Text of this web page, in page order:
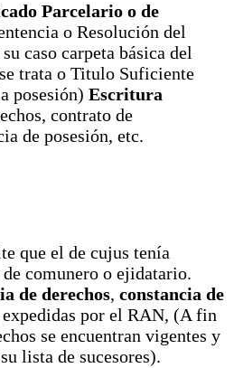
Parcelario o de
o Resolución del
caso carpeta básica del
trata o Titulo Suficiente
posesión) Escritura
contrato de
de posesión, etc.
que el de cujus tenía
comunero o ejidatario.
de derechos, constancia de
por el RAN, (A fin
se encuentran vigentes y
lista de sucesores).